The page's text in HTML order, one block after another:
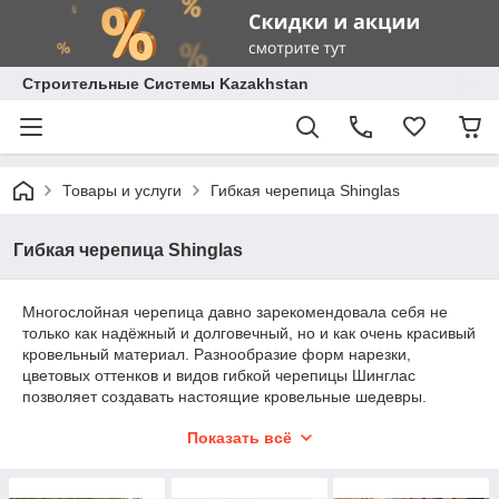
Строительные Системы Kazakhstan
Товары и услуги Гибкая черепица Shinglas
Гибкая черепица Shinglas
Многослойная черепица давно зарекомендовала себя не
только как надёжный и долговечный, но и как очень красивый
кровельный материал. Разнообразие форм нарезки,
цветовых оттенков и видов гибкой черепицы Шинглас
позволяет создавать настоящие кровельные шедевры.
Будьте уверены, результат вас порадует!
Показать всё